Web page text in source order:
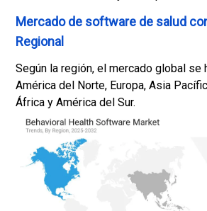
Mercado de software de salud
Regional
Según la región, el mercado global se
América del Norte, Europa, Asia
África y América del Sur.